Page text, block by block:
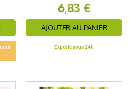
6,83 €
AJOUTER AU PANIER
Expédié sous 24h